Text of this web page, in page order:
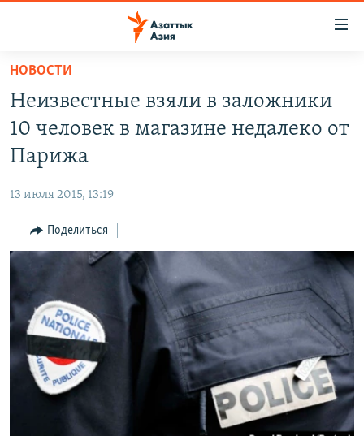
Вернуться
основному
содержанию
Вернутся
главной
Вернутся
поиску
ТАДЖИКИСТАН
ВОЙНА В УКРАИНЕ
КЫРГЫЗЧА
ТОҶИКӢ
TÜRKMENÇE
Все сайты РСЕ/РС
НОВОСТИ
Неизвестные взяли в заложники
10 человек в магазине недалеко от
Парижа
13 июля 2015, 13:19
Поделиться